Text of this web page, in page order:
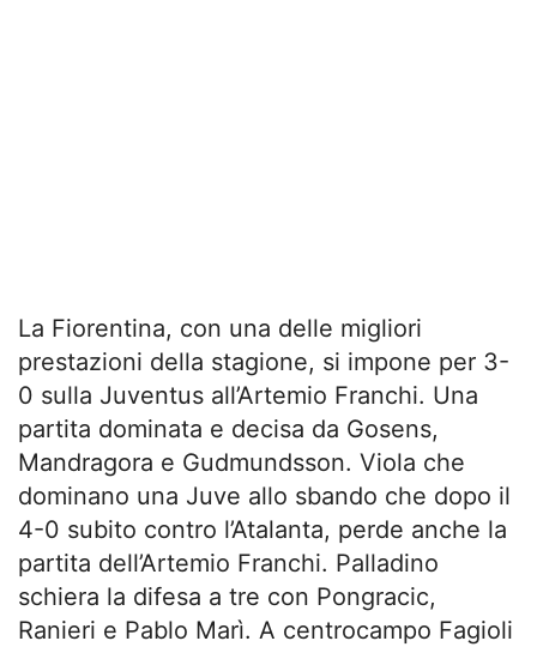
La Fiorentina, con una delle migliori
prestazioni della stagione, si impone per 3-
0 sulla Juventus all’Artemio Franchi. Una
partita dominata e decisa da Gosens,
Mandragora e Gudmundsson. Viola che
dominano una Juve allo sbando che dopo il
4-0 subito contro l’Atalanta, perde anche la
partita dell’Artemio Franchi. Palladino
schiera la difesa a tre con Pongracic,
Ranieri e Pablo Marì. A centrocampo Fagioli